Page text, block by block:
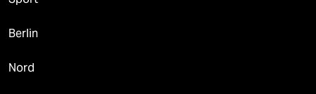
Berlin
Nord